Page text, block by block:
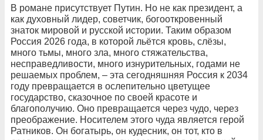
В романе присутствует Путин. Но не как президент, а
как духовный лидер, советчик, богооткровенный
знаток мировой и русской истории. Таким образом
Россия 2026 года, в которой льётся кровь, слёзы,
много тьмы, много зла, много стяжательства,
несправедливости, много изнурительных, годами не
решаемых проблем, – эта сегодняшняя Россия к 2034
году превращается в ослепительно цветущее
государство, сказочное по своей красоте и
благополучию. Оно превращается через чудо, через
преображение. Носителем этого чуда является герой
Ратников. Он богатырь, он кудесник, он тот, кто в